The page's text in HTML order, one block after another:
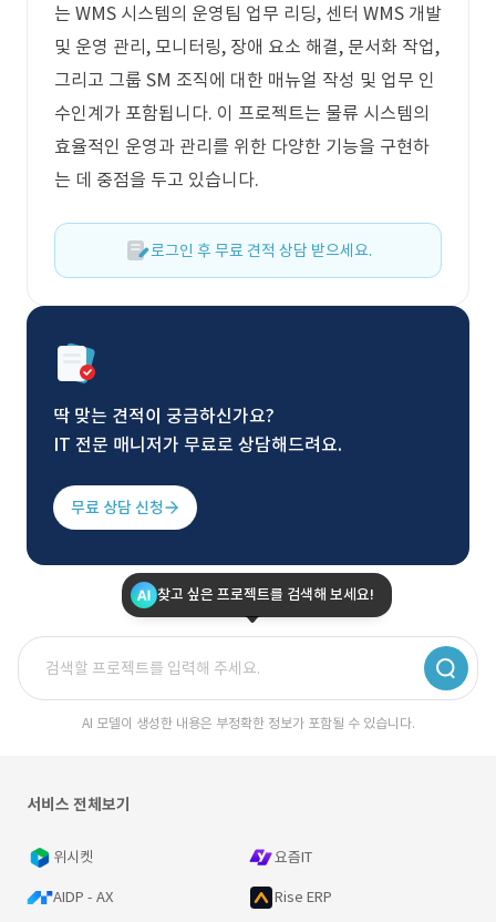
는 WMS 시스템의 운영팀 업무 리딩, 센터 WMS 개발
및 운영 관리, 모니터링, 장애 요소 해결, 문서화 작업,
그리고 그룹 SM 조직에 대한 매뉴얼 작성 및 업무 인
수인계가 포함됩니다. 이 프로젝트는 물류 시스템의
효율적인 운영과 관리를 위한 다양한 기능을 구현하
는 데 중점을 두고 있습니다.
로그인 후 무료 견적 상담 받으세요.
딱 맞는 견적이 궁금하신가요?
IT 전문 매니저가 무료로 상담해드려요.
무료 상담 신청
찾고 싶은 프로젝트를 검색해 보세요!
AI 모델이 생성한 내용은 부정확한 정보가 포함될 수 있습니다.
서비스 전체보기
위시켓 요즘IT
AIDP - AX Rise ERP